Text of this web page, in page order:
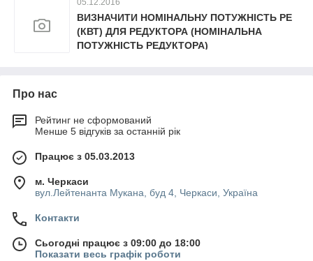
05.12.2016
ВИЗНАЧИТИ НОМІНАЛЬНУ ПОТУЖНІСТЬ РЕ
(КВТ) ДЛЯ РЕДУКТОРА (НОМІНАЛЬНА
ПОТУЖНІСТЬ РЕДУКТОРА)
Про нас
Рейтинг не сформований
Менше 5 відгуків за останній рік
Працює з 05.03.2013
м. Черкаси
вул.Лейтенанта Мукана, буд 4, Черкаси, Україна
Контакти
Сьогодні працює з 09:00 до 18:00
Показати весь графік роботи